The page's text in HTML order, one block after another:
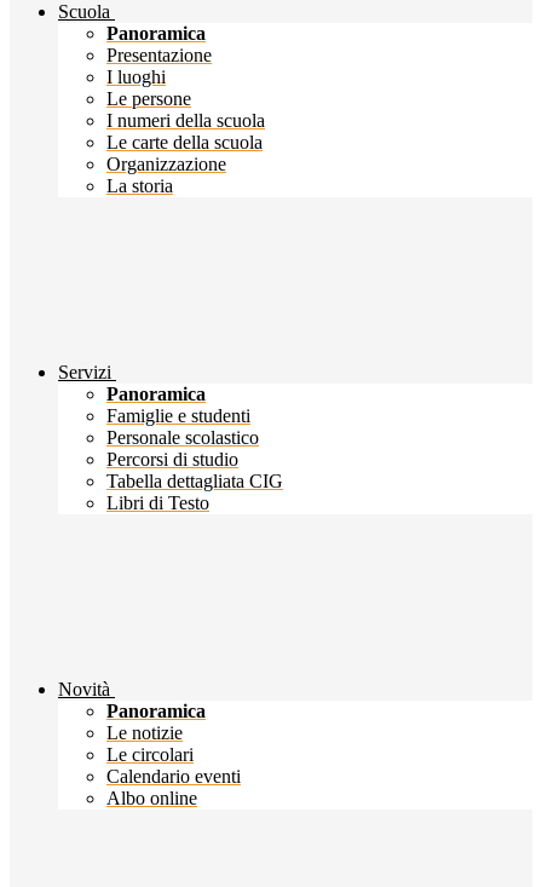
Scuola
Panoramica
Presentazione
I luoghi
Le persone
I numeri della scuola
Le carte della scuola
Organizzazione
La storia
Servizi
Panoramica
Famiglie e studenti
Personale scolastico
Percorsi di studio
Tabella dettagliata CIG
Libri di Testo
Novità
Panoramica
Le notizie
Le circolari
Calendario eventi
Albo online